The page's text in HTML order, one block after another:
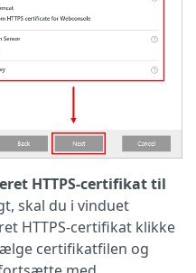
HTTPS-certifikat til
skal du i vinduet
HTTPS-certifikat klikke
certifikatfilen og